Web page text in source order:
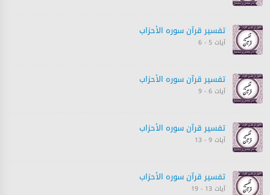
تفسیر قرآن سورہ ‎الأحزاب‎
آیات 5 - 6
تفسیر قرآن سورہ ‎الأحزاب‎
آیات 6 - 9
تفسیر قرآن سورہ ‎الأحزاب‎
آیات 9 - 13
تفسیر قرآن سورہ ‎الأحزاب‎
آیات 13 - 19